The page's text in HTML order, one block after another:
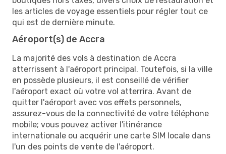
les articles de voyage essentiels pour régler tout ce
qui est de dernière minute.
Aéroport(s) de Accra
La majorité des vols à destination de Accra
atterrissent à l'aéroport principal. Toutefois, si la ville
en possède plusieurs, il est conseillé de vérifier
l'aéroport exact où votre vol atterrira. Avant de
quitter l'aéroport avec vos effets personnels,
assurez-vous de la connectivité de votre téléphone
mobile; vous pouvez activer l'itinérance
internationale ou acquérir une carte SIM locale dans
l'un des points de vente de l'aéroport.